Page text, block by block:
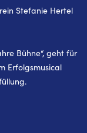
Stefanie Hertel
Bühne“, geht für
Erfolgsmusical